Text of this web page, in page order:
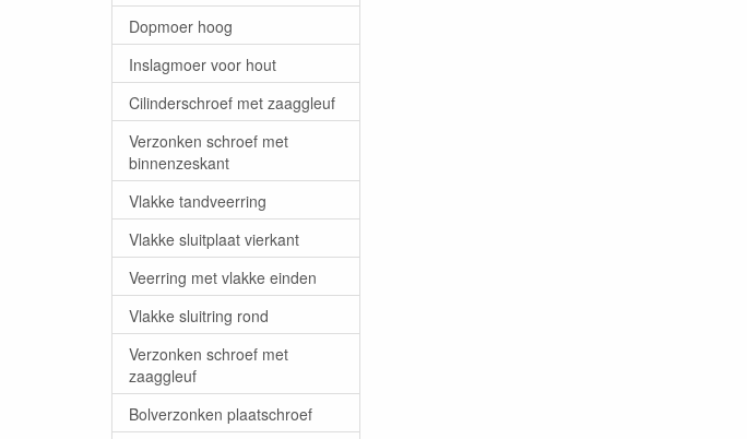
Dopmoer hoog
Inslagmoer voor hout
Cilinderschroef met zaaggleuf
Verzonken schroef met
binnenzeskant
Vlakke tandveerring
Vlakke sluitplaat vierkant
Veerring met vlakke einden
Vlakke sluitring rond
Verzonken schroef met
zaaggleuf
Bolverzonken plaatschroef